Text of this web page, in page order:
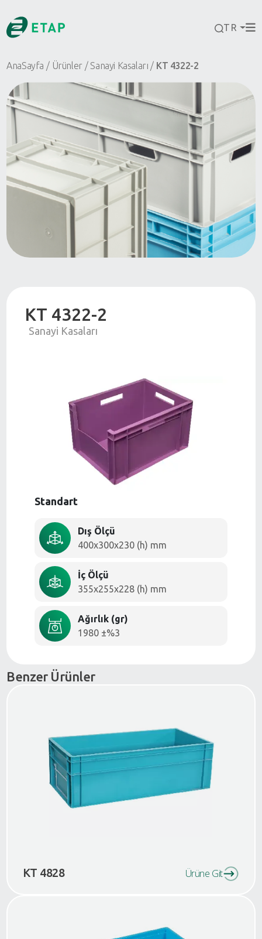
TR
AnaSayfa Ürünler Sanayi Kasaları KT 4322-2
KT 4322-2
Sanayi Kasaları
Standart
Dış Ölçü
400x300x230 (h) mm
İç Ölçü
355x255x228 (h) mm
Ağırlık (gr)
1980 ±%3
Benzer Ürünler
KT 4828 Ürüne Git